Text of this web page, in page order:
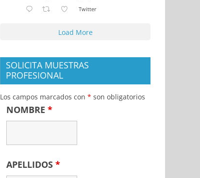
Twitter
Load More
SOLICITA MUESTRAS
PROFESIONAL
Los campos marcados con * son obligatorios
NOMBRE *
APELLIDOS *